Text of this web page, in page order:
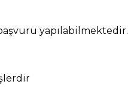
yapılabilmektedir.